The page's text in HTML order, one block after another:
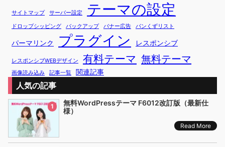
サイトマップ サーバー設定 テーマの設定
ドロップシッピング バックアップ バナー広告 パンくずリスト
パーマリンク プラグイン レスポンシブ
レスポンシブWEBデザイン 有料テーマ 無料テーマ
画像読み込み 記事一覧 関連記事
人気の記事
1
無料WordPressテーマ F6012改訂版（最新仕
様）
Read More